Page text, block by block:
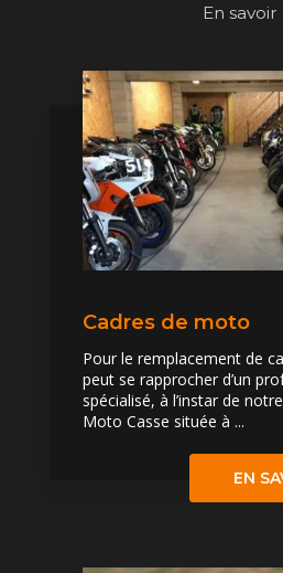
En savoir
Cadres de moto
Pour le remplacement de
peut se rapprocher d’un
spécialisé, à l’instar de
Moto Casse située à ...
EN